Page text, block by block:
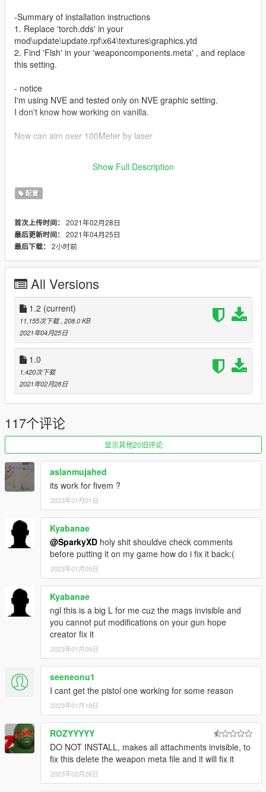
-Summary of installation instructions
1. Replace 'torch.dds' in your
mod\update\update.rpf\x64\textures\graphics.ytd
2. Find 'Flsh' in your 'weaponcomponents.meta' , and replace
this setting.
- notice
I'm using NVE and tested only on NVE graphic setting.
I don't know how working on vanilla.
Now can aim over 100Meter by laser
https://www.gta5-mods.com/weapons/tactical-grip
Show Full Description
配置
首次上传时间： 2021年02月28日
最后更新时间： 2021年04月25日
最后下载： 2小时前
All Versions
1.2 (current)
11,155次下载, 208.0 KB
2021年04月25日
1.0
1,420次下载
2021年02月28日
117个评论
显示其他20旧评论
aslanmujahed
its work for fivem ?
2023年01月01日
Kyabanae
@SparkyXD holy shit shouldve check comments
before putting it on my game how do i fix it back:(
2023年01月09日
Kyabanae
ngl this is a big L for me cuz the mags invisible and
you cannot put modifications on your gun hope
creator fix it
2023年01月09日
seeneonu1
I cant get the pistol one working for some reason
2023年01月18日
ROZYYYYY
DO NOT INSTALL, makes all attachments invisible, to
fix this delete the weapon meta file and it will fix it
2023年02月26日